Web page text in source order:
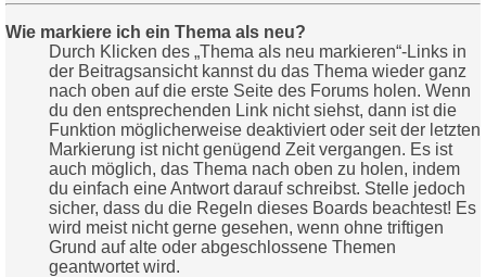
Wie markiere ich ein Thema als neu?
Durch Klicken des „Thema als neu markieren“-Links in
der Beitragsansicht kannst du das Thema wieder ganz
nach oben auf die erste Seite des Forums holen. Wenn
du den entsprechenden Link nicht siehst, dann ist die
Funktion möglicherweise deaktiviert oder seit der letzten
Markierung ist nicht genügend Zeit vergangen. Es ist
auch möglich, das Thema nach oben zu holen, indem
du einfach eine Antwort darauf schreibst. Stelle jedoch
sicher, dass du die Regeln dieses Boards beachtest! Es
wird meist nicht gerne gesehen, wenn ohne triftigen
Grund auf alte oder abgeschlossene Themen
geantwortet wird.